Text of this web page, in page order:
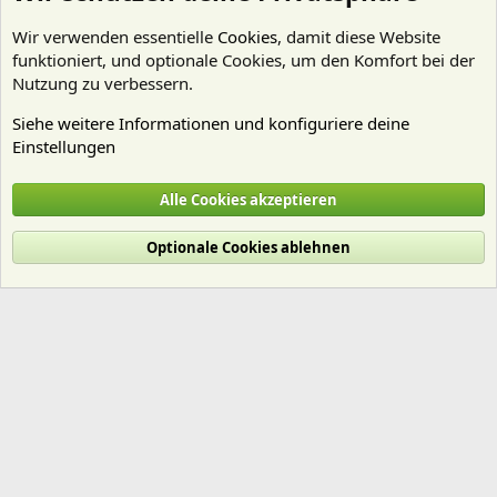
Cookies
Deutsch (Du)
Nutzungsbedingungen
Datenschutz Hilfe und Impressum
R
Wir verwenden essentielle Cookies, damit diese Website
funktioniert, und optionale Cookies, um den Komfort bei der
Nutzung zu verbessern.
Siehe weitere Informationen und konfiguriere deine
Einstellungen
Alle Cookies akzeptieren
Optionale Cookies ablehnen